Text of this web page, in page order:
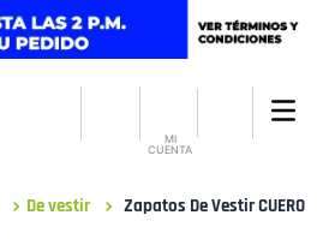
MI
CUENTA
De vestir
Zapatos De Vestir CUERO